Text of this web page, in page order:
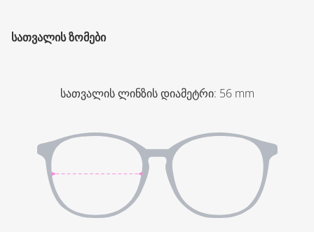
ᲡᲐᲗᲕᲐᲚᲘᲡ ᲖᲝᲛᲔᲑᲘ
სათვალის ლინზის დიამეტრი: 56 mm